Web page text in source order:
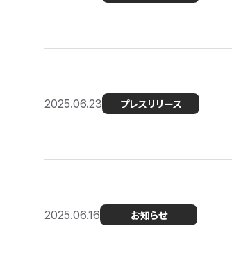
2025.06.23 プレスリリース
2025.06.16 お知らせ